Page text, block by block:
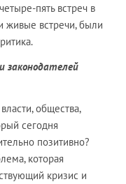
пять встреч в
живые встречи, были
законодателей
общества,
сегодня
позитивно?
которая
кризис и